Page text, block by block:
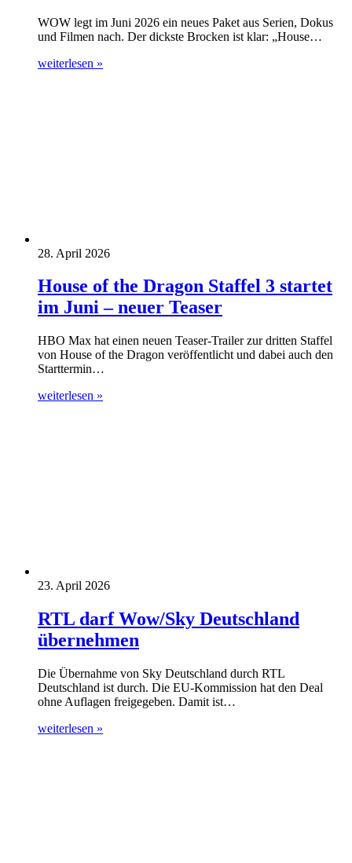
WOW legt im Juni 2026 ein neues Paket aus Serien, Dokus
und Filmen nach. Der dickste Brocken ist klar: „House…
weiterlesen »
28. April 2026
House of the Dragon Staffel 3 startet
im Juni – neuer Teaser
HBO Max hat einen neuen Teaser-Trailer zur dritten Staffel
von House of the Dragon veröffentlicht und dabei auch den
Starttermin…
weiterlesen »
23. April 2026
RTL darf Wow/Sky Deutschland
übernehmen
Die Übernahme von Sky Deutschland durch RTL
Deutschland ist durch. Die EU-Kommission hat den Deal
ohne Auflagen freigegeben. Damit ist…
weiterlesen »